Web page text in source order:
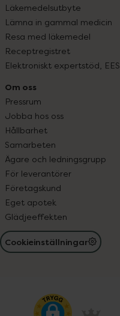
Läkemedelsutbyte
Lämna in gammal medicin
Resa med läkemedel
Receptregistret
Elektroniskt expertstöd, EES
Om oss
Pressrum
Jobba hos oss
Hållbarhet
Samarbeten
Ägare och ledningsgrupp
För leverantörer
Företagskund
Eget apotek
Glädjeeffekten
Cookieinställningar